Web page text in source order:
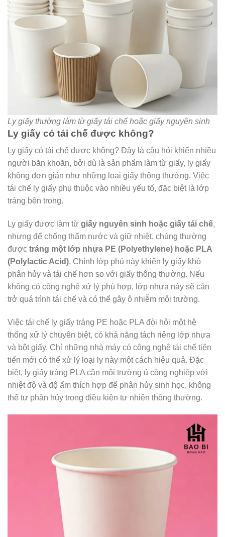
Ly giấy thường làm từ giấy tái chế hoặc giấy nguyên sinh
Ly giấy có tái chế được không?
Ly giấy có tái chế được không? Đây là câu hỏi khiến nhiều
người băn khoăn, bởi dù là sản phẩm làm từ giấy, ly giấy
không đơn giản như những loại giấy thông thường. Việc
tái chế ly giấy phụ thuộc vào nhiều yếu tố, đặc biệt là lớp
tráng bên trong.
Ly giấy được làm từ giấy nguyên sinh hoặc giấy tái chế,
nhưng để chống thấm nước và giữ nhiệt, chúng thường
được tráng một lớp nhựa PE (Polyethylene) hoặc PLA
(Polylactic Acid). Chính lớp phủ này khiến ly giấy khó
phân hủy và tái chế hơn so với giấy thông thường. Nếu
không có công nghệ xử lý phù hợp, lớp nhựa này sẽ cản
trở quá trình tái chế và có thể gây ô nhiễm môi trường.
Việc tái chế ly giấy tráng PE hoặc PLA đòi hỏi một hệ
thống xử lý chuyên biệt, có khả năng tách riêng lớp nhựa
và bột giấy. Chỉ những nhà máy có công nghệ tái chế tiên
tiến mới có thể xử lý loại ly này một cách hiệu quả. Đặc
biệt, ly giấy tráng PLA cần môi trường ủ công nghiệp với
nhiệt độ và độ ẩm thích hợp để phân hủy sinh học, không
thể tự phân hủy trong điều kiện tự nhiên thông thường.